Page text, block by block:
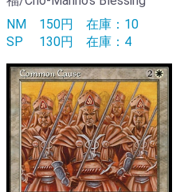
NM 150円 在庫：10
SP
130円 在庫：4